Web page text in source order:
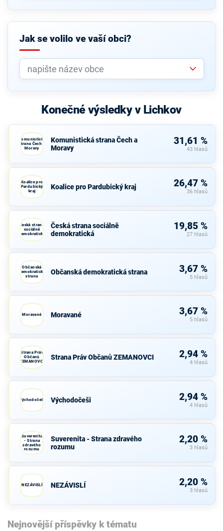
Jak se volilo ve vaší obci?
Konečné výsledky v Lichkov
Komunistická
strana Čech a
Moravy
Komunistická strana Čech a
Moravy
31,61 %
43 hlasů
Koalice pro
Pardubický
kraj
Koalice pro Pardubický kraj 26,47 %
36 hlasů
Česká strana
sociálně
demokratická
Česká strana sociálně
demokratická
19,85 %
27 hlasů
Občanská
demokratická
strana
Občanská demokratická strana 3,67 %
5 hlasů
Moravané Moravané 3,67 %
5 hlasů
Strana Práv
Občanů
ZEMANOVCI
Strana Práv Občanů ZEMANOVCI 2,94 %
4 hlasů
Východočeši Východočeši 2,94 %
4 hlasů
Suverenita
- Strana
zdravého
rozumu
Suverenita - Strana zdravého
rozumu
2,20 %
3 hlasů
NEZÁVISLÍ NEZÁVISLÍ 2,20 %
3 hlasů
Nejnovější příspěvky k tématu